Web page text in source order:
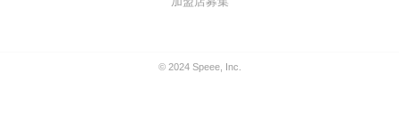
© 2024 Speee, Inc.